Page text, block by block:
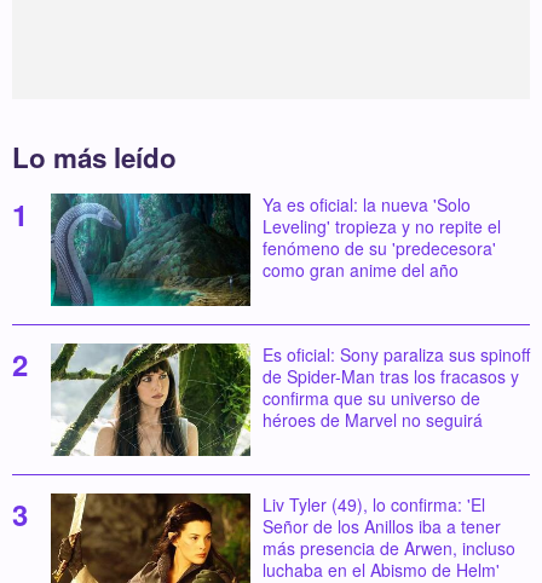
Lo más leído
Ya es oficial: la nueva 'Solo
Leveling' tropieza y no repite el
fenómeno de su 'predecesora'
como gran anime del año
Es oficial: Sony paraliza sus spinoff
de Spider-Man tras los fracasos y
confirma que su universo de
héroes de Marvel no seguirá
Liv Tyler (49), lo confirma: 'El
Señor de los Anillos iba a tener
más presencia de Arwen, incluso
luchaba en el Abismo de Helm'